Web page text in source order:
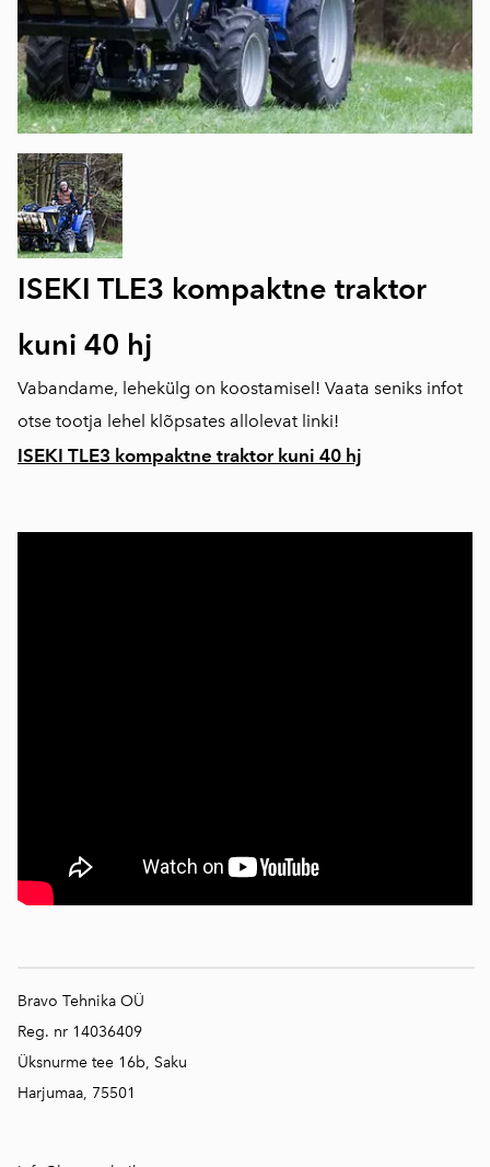
ISEKI TLE3 kompaktne traktor
kuni 40 hj
Vabandame, lehekülg on koostamisel! Vaata seniks infot
otse tootja lehel klõpsates allolevat linki!
ISEKI TLE3 kompaktne traktor kuni 40 hj
Bravo Tehnika OÜ
Reg. nr 14036409
Üksnurme tee 16b, Saku
Harjumaa, 75501